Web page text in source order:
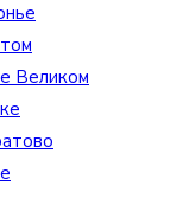
Великом